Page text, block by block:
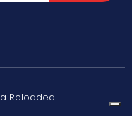
Reloaded